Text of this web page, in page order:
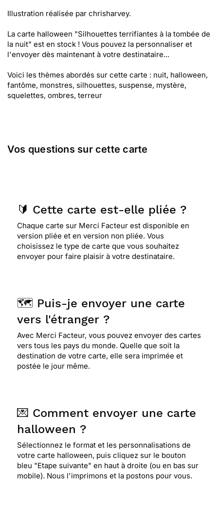
Illustration réalisée par chrisharvey.
La carte halloween "Silhouettes terrifiantes à la tombée de
la nuit" est en stock ! Vous pouvez la personnaliser et
l'envoyer dès maintenant à votre destinataire...
Voici les thèmes abordés sur cette carte : nuit, halloween,
fantôme, monstres, silhouettes, suspense, mystère,
squelettes, ombres, terreur
Vos questions sur cette carte
🔰 Cette carte est-elle pliée ?
Chaque carte sur Merci Facteur est disponible en
version pliée et en version non pliée. Vous
choisissez le type de carte que vous souhaitez
envoyer pour faire plaisir à votre destinataire.
🗺️ Puis-je envoyer une carte
vers l'étranger ?
Avec Merci Facteur, vous pouvez envoyer des cartes
vers tous les pays du monde. Quelle que soit la
destination de votre carte, elle sera imprimée et
postée le jour même.
💌 Comment envoyer une carte
halloween ?
Sélectionnez le format et les personnalisations de
votre carte halloween, puis cliquez sur le bouton
bleu "Etape suivante" en haut à droite (ou en bas sur
mobile). Nous l'imprimons et la postons pour vous.